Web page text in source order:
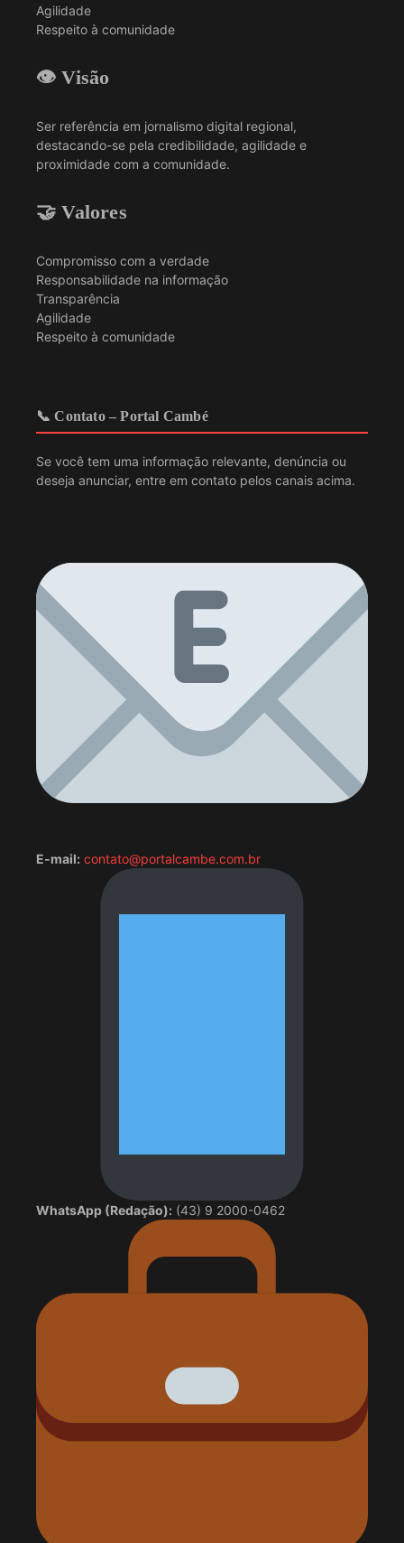
Agilidade
Respeito à comunidade
👁️ Visão
Ser referência em jornalismo digital regional,
destacando-se pela credibilidade, agilidade e
proximidade com a comunidade.
🤝 Valores
Compromisso com a verdade
Responsabilidade na informação
Transparência
Agilidade
Respeito à comunidade
📞 Contato – Portal Cambé
Se você tem uma informação relevante, denúncia ou
deseja anunciar, entre em contato pelos canais acima.
E-mail: contato@portalcambe.com.br
WhatsApp (Redação): (43) 9 2000-0462